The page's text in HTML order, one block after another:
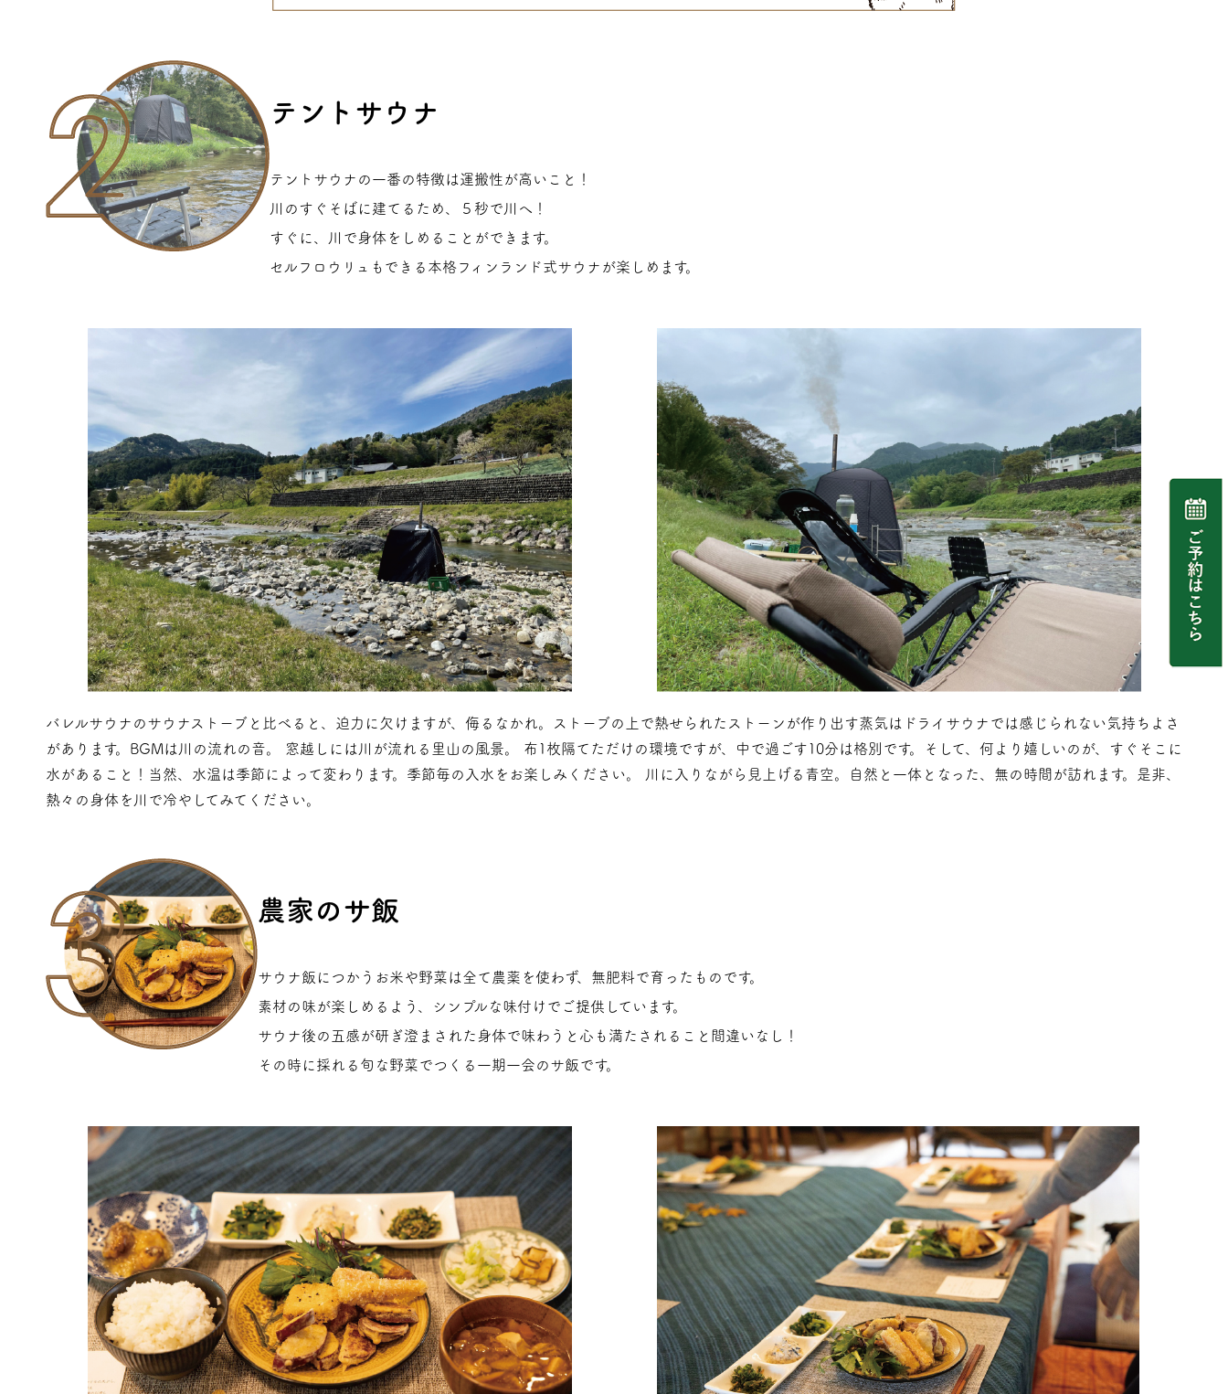
テントサウナ
テントサウナの一番の特徴は運搬性が高いこと！
川のすぐそばに建てるため、５秒で川へ！
すぐに、川で身体をしめることができます。
セルフロウリュもできる本格フィンランド式サウナが楽しめます。
バレルサウナのサウナストーブと比べると、迫力に欠けますが、侮るなかれ。ストーブの上で熱せられたストーンが作り出す蒸気はドライサウナでは感じられない気持ちよさ
があります。BGMは川の流れの音。 窓越しには川が流れる里山の風景。 布1枚隔てただけの環境ですが、中で過ごす10分は格別です。そして、何より嬉しいのが、すぐそこに
水があること！当然、水温は季節によって変わります。季節毎の入水をお楽しみください。 川に入りながら見上げる青空。自然と一体となった、無の時間が訪れます。是非、
熱々の身体を川で冷やしてみてください。
農家のサ飯
サウナ飯につかうお米や野菜は全て農薬を使わず、無肥料で育ったものです。
素材の味が楽しめるよう、シンプルな味付けでご提供しています。
サウナ後の五感が研ぎ澄まされた身体で味わうと心も満たされること間違いなし！
その時に採れる旬な野菜でつくる一期一会のサ飯です。